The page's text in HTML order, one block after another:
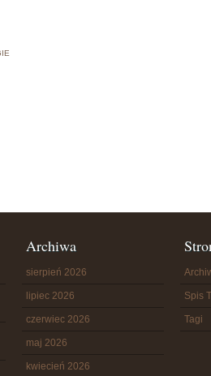
Archiwa
sierpień 2026
lipiec 2026
czerwiec 2026
maj 2026
kwiecień 2026
Spis
Tagi